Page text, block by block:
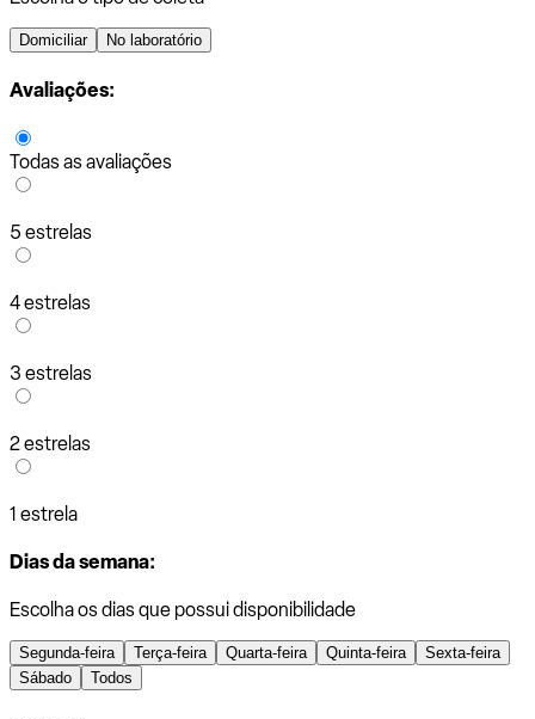
Domiciliar No laboratório
Avaliações:
Todas as avaliações
5 estrelas
4 estrelas
3 estrelas
2 estrelas
1 estrela
Dias da semana:
Escolha os dias que possui disponibilidade
Segunda-feira Terça-feira Quarta-feira Quinta-feira
Sexta-feira
Sábado
Todos